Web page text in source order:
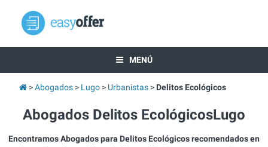
MENÚ
Abogados Lugo Urbanistas Delitos Ecológicos
Abogados Delitos EcológicosLugo
Encontramos Abogados para Delitos Ecológicos recomendados en